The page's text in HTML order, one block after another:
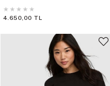
★ ★ ★ ★ ★
4.650,00 TL